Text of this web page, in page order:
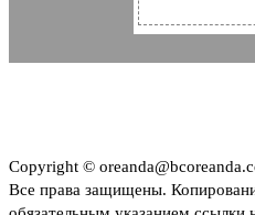
Copyright ©
Все права защищены.